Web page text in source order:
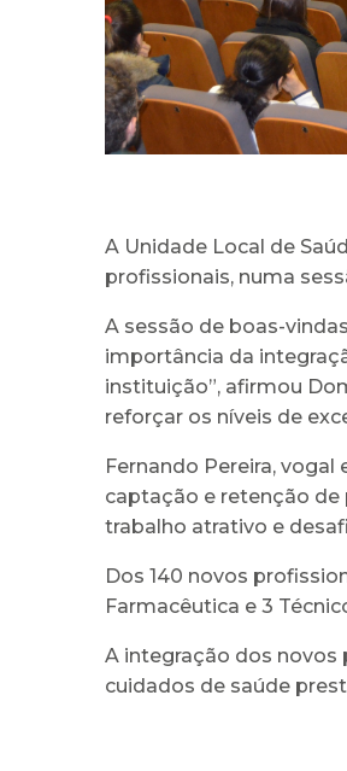
A Unidade Local de
profissionais, numa
A sessão de boas-
importância da
instituição”, afirmou
reforçar os níveis de
Fernando Pereira,
captação e retenção de
trabalho atrativo e
Dos 140 novos
Farmacêutica e 3
A integração dos novos
cuidados de saúde